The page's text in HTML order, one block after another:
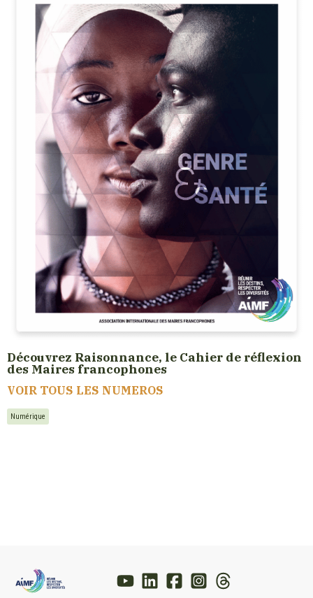
Découvrez Raisonnance, le Cahier de réflexion
des Maires francophones
VOIR TOUS LES NUMEROS
Numérique